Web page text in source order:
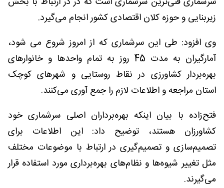
زیربنایی و حوزه کلان اقتصادی کشور انجام می‌گیرد.
وی افزود: طی این سرشماری که از امروز شروع می شود،
آمارگیران به مدت 45 روز به تمام واحدها و خانوارهای
بهره‌بردار کشاورزی در نقاط روستایی و شهرهای کوچک
استان مراجعه و اطلاعات لازم را جمع آوری می‌کنند.
فتح‌زاده با بیان اینکه بهره‌برداران اصلی سرشماری خود
کشاورزان هستند، توضیح داد: این اطلاعات برای
تصمیم‌سازی و تصمیم‌گیری در ارتباط با موضوعات مختلف
مثل تغییر شیوه‌ها و نظام‌های بهره‌برداری مورد استفاده قرار
می‌گیرند.